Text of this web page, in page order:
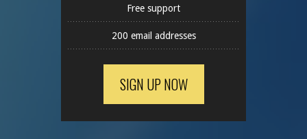
Free support
200 email addresses
SIGN UP NOW